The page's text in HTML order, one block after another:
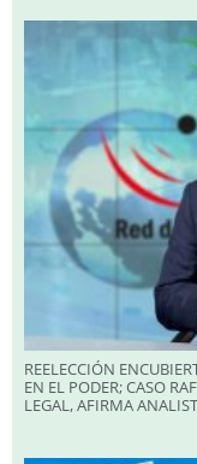
REELECCIÓN
EN EL PODER; CASO
LEGAL, AFIRMA